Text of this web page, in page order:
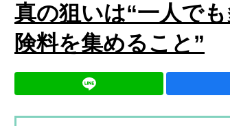
真の狙いは“一人で
険料を集めること”